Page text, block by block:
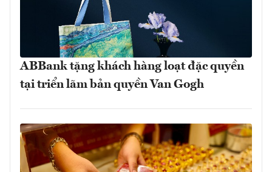
ABBank tặng khách hàng loạt đặc quyền
tại triển lãm bản quyền Van Gogh